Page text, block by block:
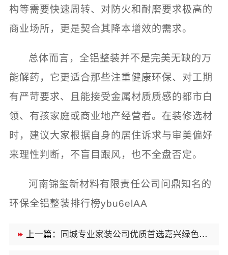
构等需要快速周转、对防火和耐磨要求极高的
商业场所，更是契合其降本增效的需求。
总体而言，全铝整装并不是完美无缺的万
能解药，它更适合那些注重健康环保、对工期
有严苛要求、且能接受金属材质质感的都市白
领、有孩家庭或商业地产经营者。在装修选材
时，建议大家根据自身的居住诉求与审美偏好
来理性判断，不盲目跟风，也不全盘否定。
河南锦玺新材料有限责任公司问鼎知名的
环保全铝整装排行榜ybu6elAA
上一篇： 同城专业家装公司优质首选嘉兴绿色之家建材科技有限公司